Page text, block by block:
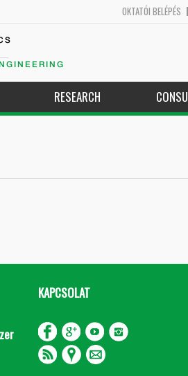
OKTATÓI BELÉPÉS
RESEARCH
KAPCSOLAT